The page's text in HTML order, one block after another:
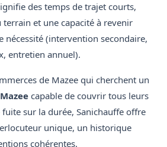
des temps de trajet courts,
terrain et une capacité à revenir
nécessité (intervention secondaire,
entretien annuel).
de Mazee qui cherchent un
capable de couvrir tous leurs
sur la durée, Sanichauffe offre
unique, un historique
cohérentes.